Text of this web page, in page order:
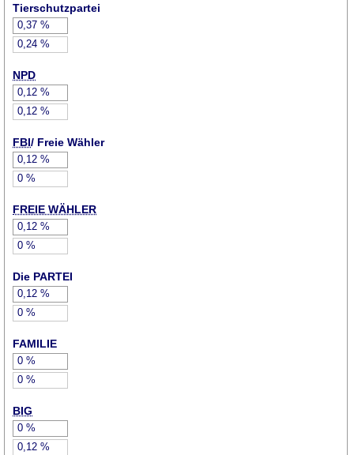
Tierschutzpartei
0,37 %
0,24 %
NPD
0,12 %
0,12 %
FBI/ Freie Wähler
0,12 %
0 %
FREIE WÄHLER
0,12 %
0 %
Die PARTEI
0,12 %
0 %
FAMILIE
0 %
0 %
BIG
0 %
0,12 %